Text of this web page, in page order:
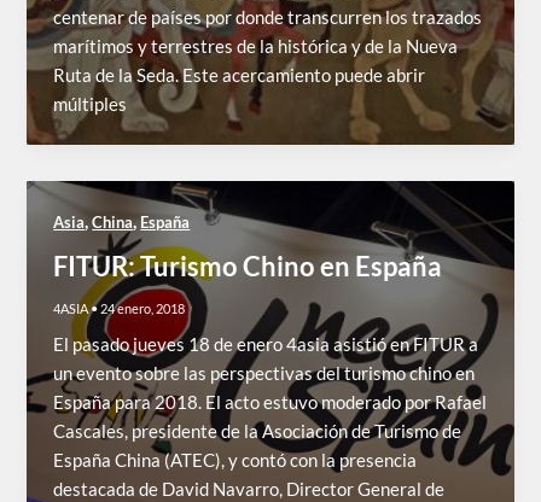
centenar de países por donde transcurren los trazados
marítimos y terrestres de la histórica y de la Nueva
Ruta de la Seda. Este acercamiento puede abrir
múltiples
Asia,China,España
FITUR: Turismo Chino en España
4ASIA• 24 enero, 2018
El pasado jueves 18 de enero 4asia asistió en FITUR a
un evento sobre las perspectivas del turismo chino en
España para 2018. El acto estuvo moderado por Rafael
Cascales, presidente de la Asociación de Turismo de
España China (ATEC), y contó con la presencia
destacada de David Navarro, Director General de